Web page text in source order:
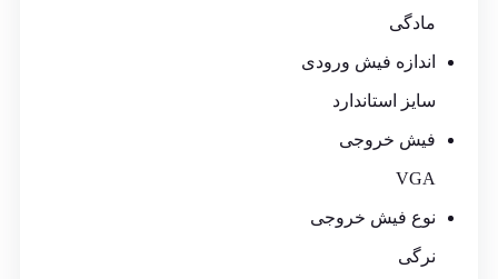
مادگی
اندازه فیش ورودی
سایز استاندارد
فیش خروجی
VGA
نوع فیش خروجی
نرگی